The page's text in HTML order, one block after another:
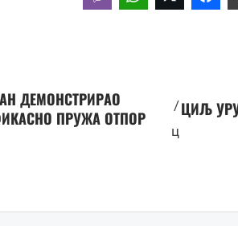
ДЕМОНСТРИРАО
ПРУЖА ОТПОР
/
ц
ЦИЉ